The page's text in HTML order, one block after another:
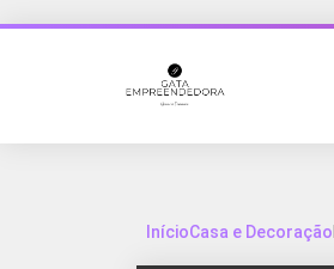
InícioCasa e Decoração